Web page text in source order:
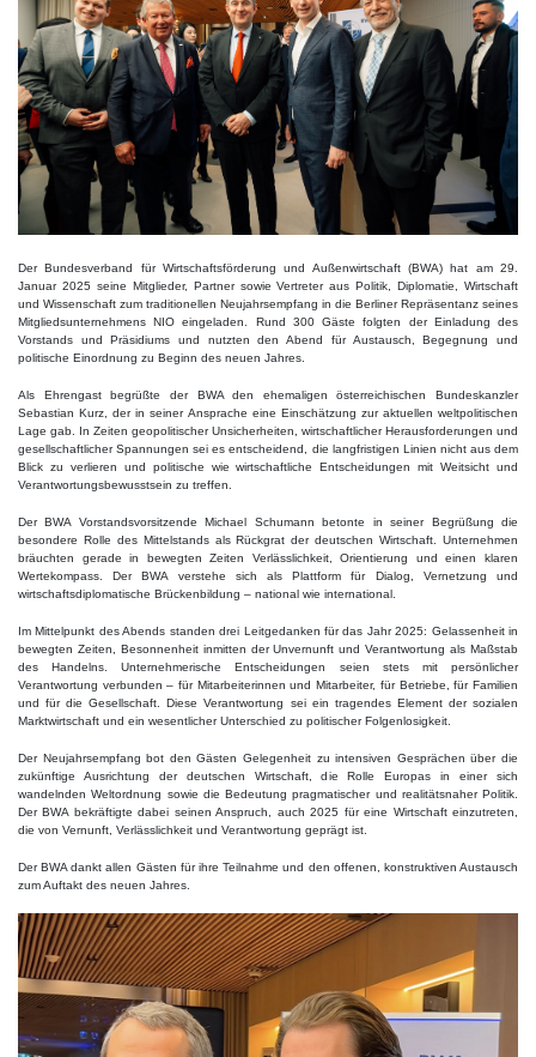
Der Bundesverband für Wirtschaftsförderung und Außenwirtschaft (BWA) hat am 29.
Januar 2025 seine Mitglieder, Partner sowie Vertreter aus Politik, Diplomatie, Wirtschaft
und Wissenschaft zum traditionellen Neujahrsempfang in die Berliner Repräsentanz seines
Mitgliedsunternehmens NIO eingeladen. Rund 300 Gäste folgten der Einladung des
Vorstands und Präsidiums und nutzten den Abend für Austausch, Begegnung und
politische Einordnung zu Beginn des neuen Jahres.
Als Ehrengast begrüßte der BWA den ehemaligen österreichischen Bundeskanzler
Sebastian Kurz, der in seiner Ansprache eine Einschätzung zur aktuellen weltpolitischen
Lage gab. In Zeiten geopolitischer Unsicherheiten, wirtschaftlicher Herausforderungen und
gesellschaftlicher Spannungen sei es entscheidend, die langfristigen Linien nicht aus dem
Blick zu verlieren und politische wie wirtschaftliche Entscheidungen mit Weitsicht und
Verantwortungsbewusstsein zu treffen.
Der BWA Vorstandsvorsitzende Michael Schumann betonte in seiner Begrüßung die
besondere Rolle des Mittelstands als Rückgrat der deutschen Wirtschaft. Unternehmen
bräuchten gerade in bewegten Zeiten Verlässlichkeit, Orientierung und einen klaren
Wertekompass. Der BWA verstehe sich als Plattform für Dialog, Vernetzung und
wirtschaftsdiplomatische Brückenbildung – national wie international.
Im Mittelpunkt des Abends standen drei Leitgedanken für das Jahr 2025: Gelassenheit in
bewegten Zeiten, Besonnenheit inmitten der Unvernunft und Verantwortung als Maßstab
des Handelns. Unternehmerische Entscheidungen seien stets mit persönlicher
Verantwortung verbunden – für Mitarbeiterinnen und Mitarbeiter, für Betriebe, für Familien
und für die Gesellschaft. Diese Verantwortung sei ein tragendes Element der sozialen
Marktwirtschaft und ein wesentlicher Unterschied zu politischer Folgenlosigkeit.
Der Neujahrsempfang bot den Gästen Gelegenheit zu intensiven Gesprächen über die
zukünftige Ausrichtung der deutschen Wirtschaft, die Rolle Europas in einer sich
wandelnden Weltordnung sowie die Bedeutung pragmatischer und realitätsnaher Politik.
Der BWA bekräftigte dabei seinen Anspruch, auch 2025 für eine Wirtschaft einzutreten,
die von Vernunft, Verlässlichkeit und Verantwortung geprägt ist.
Der BWA dankt allen Gästen für ihre Teilnahme und den offenen, konstruktiven Austausch
zum Auftakt des neuen Jahres.